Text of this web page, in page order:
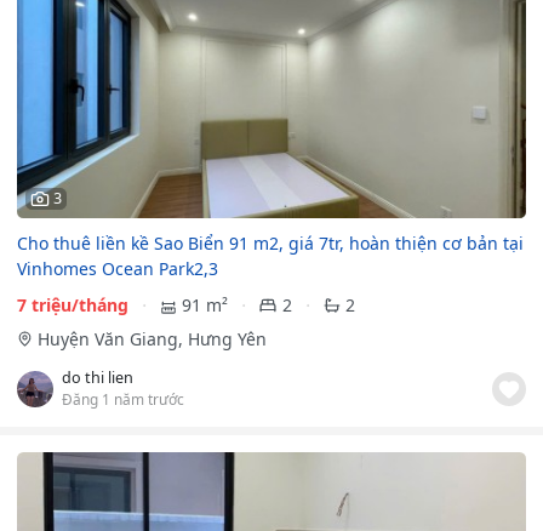
3
Cho thuê liền kề Sao Biển 91 m2, giá 7tr, hoàn thiện cơ bản tại
Vinhomes Ocean Park2,3
7 triệu/tháng
91 m² 2
2
Huyện Văn Giang, Hưng Yên
do thi lien
Đăng 1 năm trước